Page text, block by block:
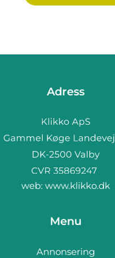
Adress
web: www.klikko.dk
Menu
Annonsering